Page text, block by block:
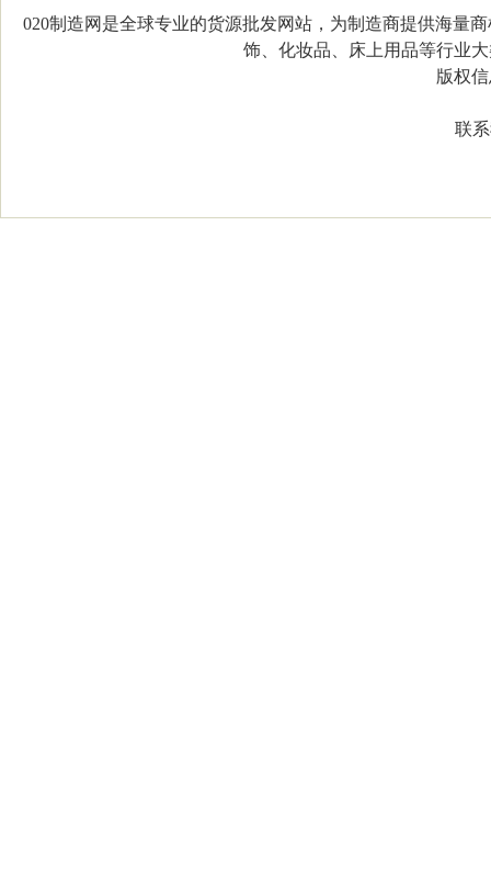
020制造网是全球专业的货源批发网站，为制造商提供海量
饰、化妆品、床上用品等行业
版权信
联